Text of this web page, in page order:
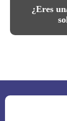
¿Eres